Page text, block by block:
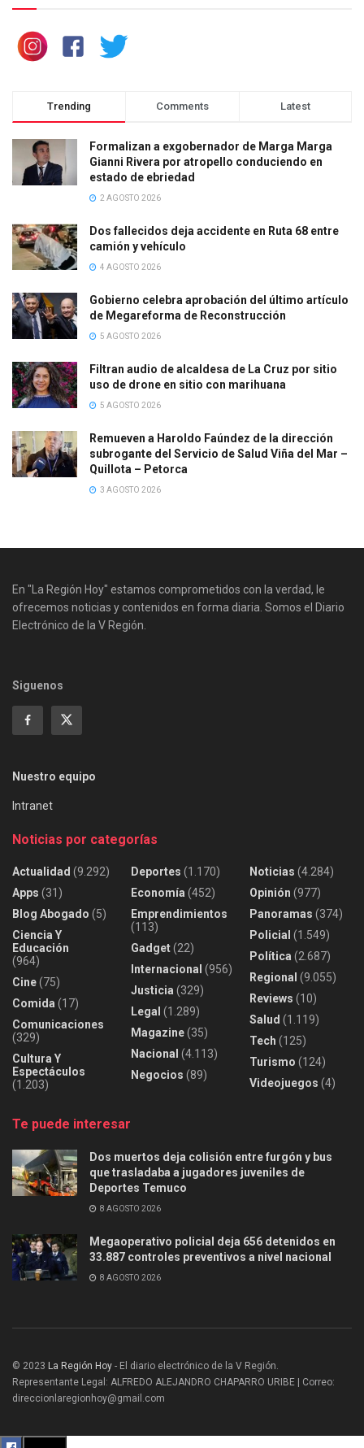
Trending Comments Latest
Formalizan a exgobernador de Marga Marga
Gianni Rivera por atropello conduciendo en
estado de ebriedad
2 AGOSTO 2026
Dos fallecidos deja accidente en Ruta 68 entre
camión y vehículo
4 AGOSTO 2026
Gobierno celebra aprobación del último artículo
de Megareforma de Reconstrucción
5 AGOSTO 2026
Filtran audio de alcaldesa de La Cruz por sitio
uso de drone en sitio con marihuana
5 AGOSTO 2026
Remueven a Haroldo Faúndez de la dirección
subrogante del Servicio de Salud Viña del Mar –
Quillota – Petorca
3 AGOSTO 2026
En "La Región Hoy" estamos comprometidos con la verdad, le
ofrecemos noticias y contenidos en forma diaria. Somos el Diario
Electrónico de la V Región.
Siguenos
Nuestro equipo
Intranet
Noticias por categorías
Actualidad (9.292)
Apps (31)
Blog Abogado (5)
Ciencia Y
Educación
(964)
Cine(75)
Comida (17)
Comunicaciones
(329)
Cultura Y
Espectáculos
(1.203)
Deportes (1.170)
Economía (452)
Emprendimientos
(113)
Gadget(22)
Internacional (956)
Justicia (329)
Legal (1.289)
Magazine(35)
Nacional (4.113)
Negocios (89)
Noticias (4.284)
Opinión (977)
Panoramas (374)
Policial (1.549)
Política (2.687)
Regional (9.055)
Reviews (10)
Salud (1.119)
Tech (125)
Turismo (124)
Videojuegos (4)
Te puede interesar
Dos muertos deja colisión entre furgón y bus
que trasladaba a jugadores juveniles de
Deportes Temuco
8 AGOSTO 2026
Megaoperativo policial deja 656 detenidos en
33.887 controles preventivos a nivel nacional
8 AGOSTO 2026
© 2023 La Región Hoy - El diario electrónico de la V Región.
Representante Legal: ALFREDO ALEJANDRO CHAPARRO URIBE | Correo:
direccionlaregionhoy@gmail.com